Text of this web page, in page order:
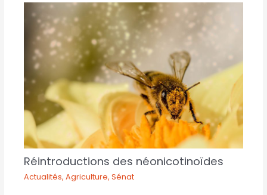
Réintroductions des néonicotinoïdes
Actualités,Agriculture,Sénat